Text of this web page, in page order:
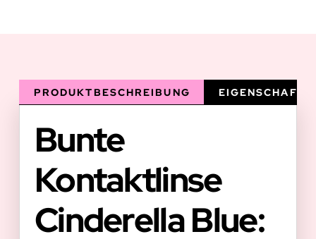
PRODUKTBESCHREIBUNG
Bunte
Kontaktlinse
Cinderella Blue: